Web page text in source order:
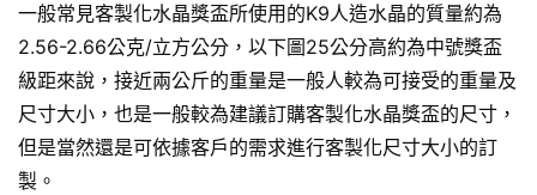
一般常見客製化水晶獎盃所使用的K9人造水晶的質量約為
2.56-2.66公克/立方公分，以下圖25公分高約為中號獎盃
級距來說，接近兩公斤的重量是一般人較為可接受的重量及
尺寸大小，也是一般較為建議訂購客製化水晶獎盃的尺寸，
但是當然還是可依據客戶的需求進行客製化尺寸大小的訂
製。